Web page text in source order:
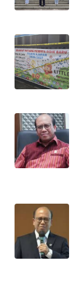
News
Regional
WN
SUMUT
WN
JAKARTA
WN
WN
BANTEN
WN